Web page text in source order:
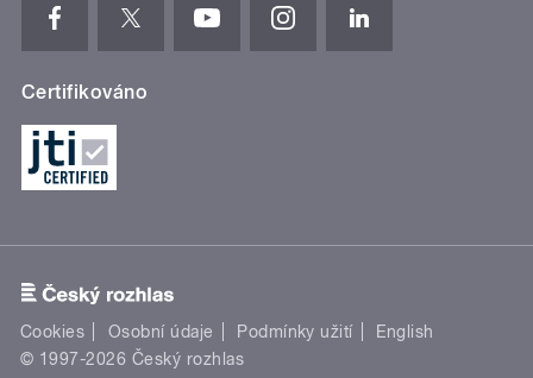
Certifikováno
Cookies Osobní údaje Podmínky užití
English
© 1997-2026 Český rozhlas